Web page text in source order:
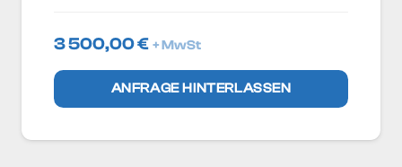
3 500,00€ + MwSt
ANFRAGE HINTERLASSEN